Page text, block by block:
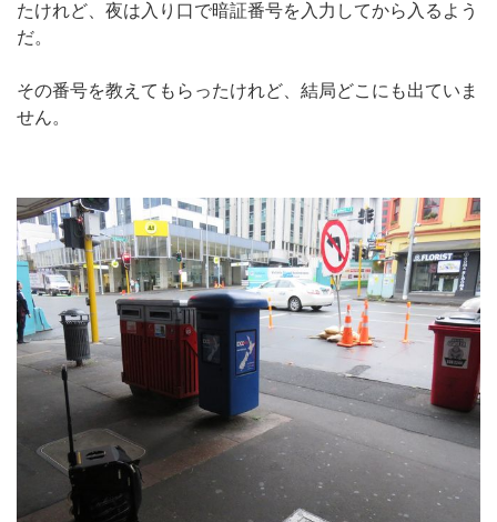
たけれど、夜は入り口で暗証番号を入力してから入るよう
だ。
その番号を教えてもらったけれど、結局どこにも出ていま
せん。